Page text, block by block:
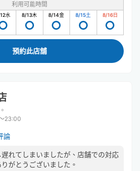
利用可能時間
水 8/13木 8/14金 8/15土 8/16日
預約此店舖
23:00
論
れてしまいましたが、店舗での対応
がとうございました。